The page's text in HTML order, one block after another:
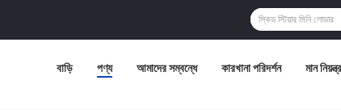
বাড়ি পণ্য আমাদের সম্বন্ধে কারখানা পরিদর্শন মান